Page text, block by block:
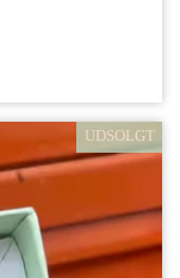
UDSOLGT